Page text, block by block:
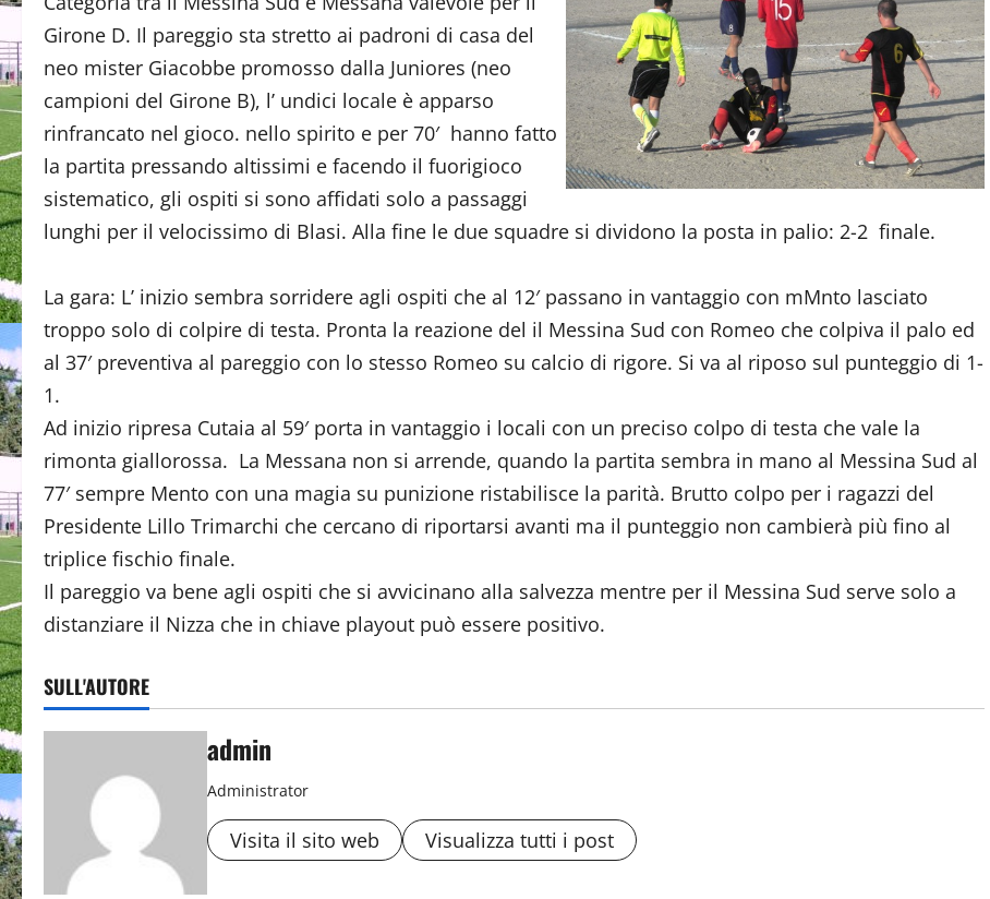
Girone D. Il pareggio sta stretto ai padroni di casa del
neo mister Giacobbe promosso dalla Juniores (neo
campioni del Girone B), l’ undici locale è apparso
rinfrancato nel gioco. nello spirito e per 70′ hanno fatto
la partita pressando altissimi e facendo il fuorigioco
sistematico, gli ospiti si sono affidati solo a passaggi
lunghi per il velocissimo di Blasi. Alla fine le due squadre si dividono la posta in palio: 2-2 finale.
La gara: L’ inizio sembra sorridere agli ospiti che al 12′ passano in vantaggio con mMnto lasciato
troppo solo di colpire di testa. Pronta la reazione del il Messina Sud con Romeo che colpiva il palo ed
al 37′ preventiva al pareggio con lo stesso Romeo su calcio di rigore. Si va al riposo sul punteggio di 1-
1.
Ad inizio ripresa Cutaia al 59′ porta in vantaggio i locali con un preciso colpo di testa che vale la
rimonta giallorossa. La Messana non si arrende, quando la partita sembra in mano al Messina Sud al
77′ sempre Mento con una magia su punizione ristabilisce la parità. Brutto colpo per i ragazzi del
Presidente Lillo Trimarchi che cercano di riportarsi avanti ma il punteggio non cambierà più fino al
triplice fischio finale.
Il pareggio va bene agli ospiti che si avvicinano alla salvezza mentre per il Messina Sud serve solo a
distanziare il Nizza che in chiave playout può essere positivo.
SULL'AUTORE
admin
Administrator
Visita il sito web Visualizza tutti i post